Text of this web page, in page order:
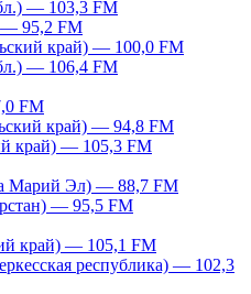
— 103,3 FM
— 95,2 FM
край) — 100,0 FM
— 106,4 FM
FM
край) — 94,8 FM
край) — 105,3 FM
Марий Эл) — 88,7 FM
— 95,5 FM
край) — 105,1 FM
республика) — 102,3